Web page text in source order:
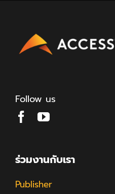
Follow us
ร่วมงานกับเรา
Publisher